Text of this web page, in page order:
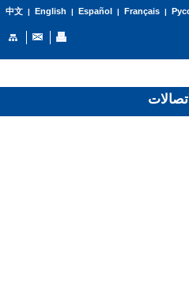
中文| English | Español | Français|